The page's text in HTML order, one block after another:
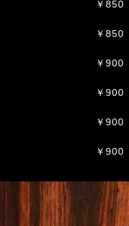
￥850
￥850
￥900
￥900
￥900
￥900